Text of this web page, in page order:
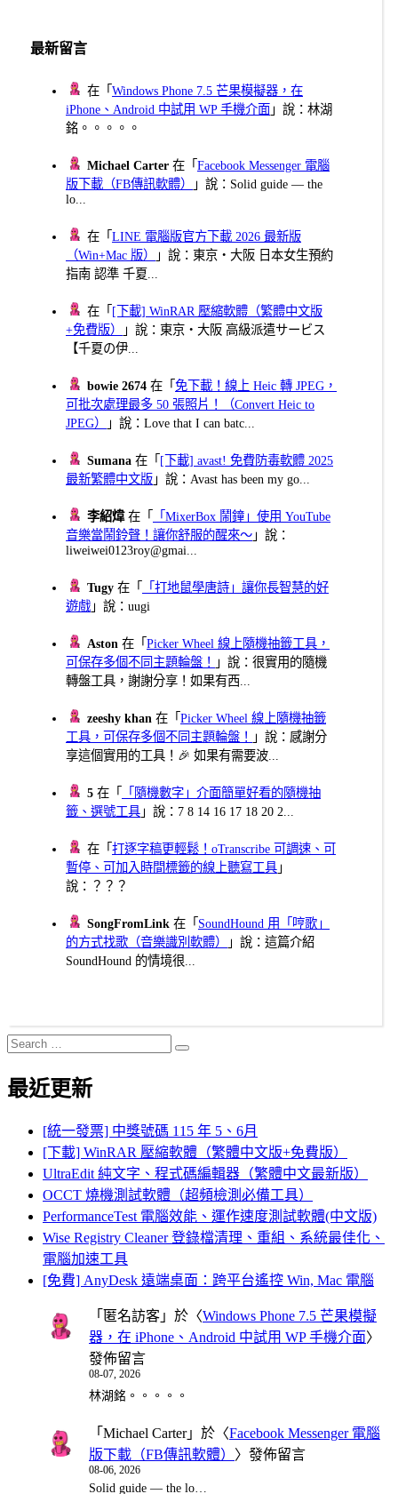
最新留言
在「Windows Phone 7.5 芒果模擬器，在
iPhone、Android 中試用 WP 手機介面 」說：林湖
銘。。。。。
Michael Carter 在「Facebook Messenger 電腦
版下載（FB傳訊軟體）
」說：Solid guide — the
lo...
在「LINE 電腦版官方下載 2026 最新版
（Win+Mac 版）
」說：東京・大阪 日本女生預約
指南 認準 千夏...
在「 [下載] WinRAR 壓縮軟體（繁體中文版
+免費版）
」說：東京・大阪 高級派遣サービス
【千夏の伊...
bowie 2674 在「免下載！線上 Heic 轉 JPEG，
可批次處理最多 50 張照片！（Convert Heic to
JPEG）
」說：Love that I can batc...
Sumana 在「 [下載] avast! 免費防毒軟體 2025
最新繁體中文版 」說：Avast has been my go...
李紹煒在「
「MixerBox 鬧鐘」使用 YouTube
音樂當鬧鈴聲！讓你舒服的醒來～ 」說：
liweiwei0123roy@gmai...
Tugy 在「
「打地鼠學唐詩」讓你長智慧的好
遊戲 」說：uugi
Aston 在「Picker Wheel 線上隨機抽籤工具，
可保存多個不同主題輪盤！
」說：很實用的隨機
轉盤工具，謝謝分享！如果有西...
zeeshy khan 在「Picker Wheel 線上隨機抽籤
工具，可保存多個不同主題輪盤！
」說：感謝分
享這個實用的工具！🎉 如果有需要波...
5 在「
「隨機數字」介面簡單好看的隨機抽
籤、選號工具 」說：7 8 14 16 17 18 20 2...
在「打逐字稿更輕鬆！oTranscribe 可調速、可
暫停、可加入時間標籤的線上聽寫工具 」
說：？？？
SongFromLink 在「 SoundHound 用「哼歌」
的方式找歌（音樂識別軟體）
」說：這篇介紹
SoundHound 的情境很...
Search
for:
Search
最近更新
[統一發票] 中獎號碼 115 年 5、6月
[下載] WinRAR 壓縮軟體（繁體中文版+免費版）
UltraEdit 純文字、程式碼編輯器（繁體中文最新版）
OCCT 燒機測試軟體（超頻檢測必備工具）
PerformanceTest 電腦效能、運作速度測試軟體(中文版)
Wise Registry Cleaner 登錄檔清理、重組、系統最佳化、
電腦加速工具
[免費] AnyDesk 遠端桌面：跨平台遙控 Win, Mac 電腦
「 匿名訪客 」於〈Windows Phone 7.5 芒果模擬
器，在 iPhone、Android 中試用 WP 手機介面〉
發佈留言
08-07, 2026
林湖銘。。。。。
「 Michael Carter」於〈Facebook Messenger 電腦
版下載（FB傳訊軟體） 〉發佈留言
08-06, 2026
Solid guide — the lo…